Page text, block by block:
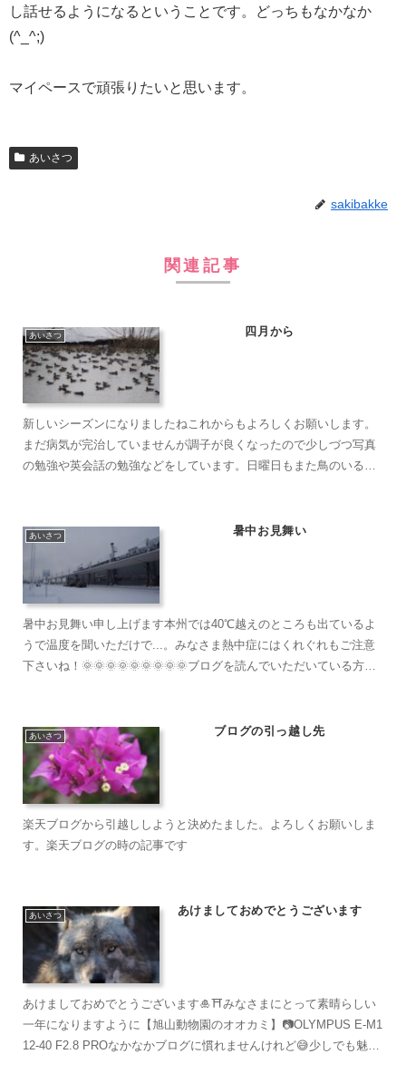
し話せるようになるということです。どっちもなかなか
(^_^;)
マイペースで頑張りたいと思います。
あいさつ
sakibakke
関連記事
あいさつ 四月から
新しいシーズンになりましたねこれからもよろしくお願いします。
まだ病気が完治していませんが調子が良くなったので少しづつ写真
の勉強や英会話の勉強などをしています。日曜日もまた鳥のいる川
あいさつ 暑中お見舞い
暑中お見舞い申し上げます本州では40℃越えのところも出ているよ
うで温度を聞いただけで...。みなさま熱中症にはくれぐれもご注意
下さいね！🌞🌞🌞🌞🌞🌞🌞🌞🌞ブログを読んでいただいている方
あいさつ ブログの引っ越し先
楽天ブログから引越ししようと決めたました。よろしくお願いしま
す。楽天ブログの時の記事です
あいさつ あけましておめでとうございます
あけましておめでとうございます🎍⛩みなさまにとって素晴らしい
一年になりますように【旭山動物園のオオカミ】📷OLYMPUS E-M1
12-40 F2.8 PROなかなかブログに慣れませんけれど😅少しでも魅力